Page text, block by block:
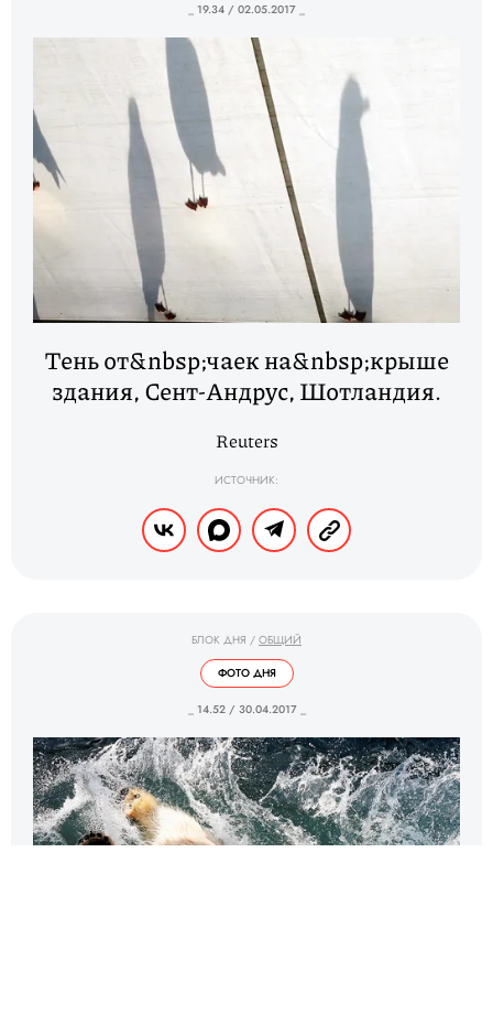
_ 19.34 / 02.05.2017 _
Тень от&nbsp;чаек на&nbsp;крыше
здания, Сент-Андрус, Шотландия.
Reuters
ИСТОЧНИК:
БЛОК ДНЯ / ОБЩИЙ
ФОТО ДНЯ
_ 14.52 / 30.04.2017 _